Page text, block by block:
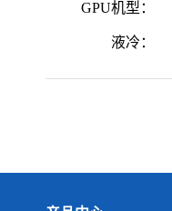
GPU机型：
液冷：